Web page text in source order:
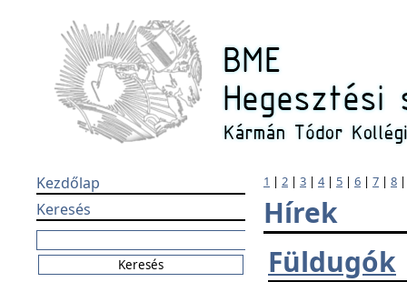
Kezdőlap
Keresés
1 | 2 | 3 | 4| 5 | 6 | 7 | 8
Hírek
Füldugók